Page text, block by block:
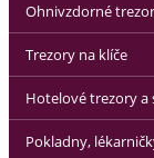
Ohnivzdorné
Trezory na klíče
Hotelové trezory a
Pokladny,